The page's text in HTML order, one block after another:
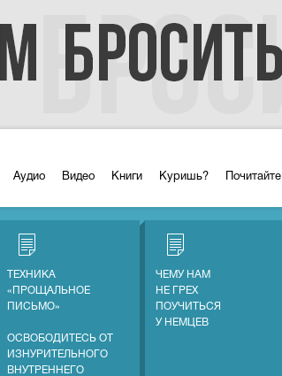
Аудио Видео Книги Куришь? Почитайте
ТЕХНИКА
«ПРОЩАЛЬНОЕ
ПИСЬМО»
ОСВОБОДИТЕСЬ ОТ
ИЗНУРИТЕЛЬНОГО
ВНУТРЕННЕГО
ЧЕМУ НАМ
НЕ ГРЕХ
ПОУЧИТЬСЯ
У НЕМЦЕВ